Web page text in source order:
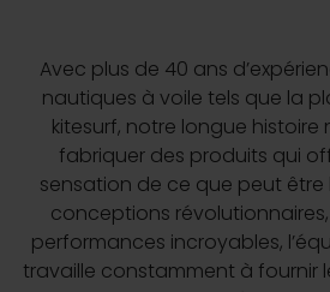
Avec plus de 40 ans
nautiques à voile tels que la
kitesurf, notre longue histoire
fabriquer des produits qui
sensation de ce que peut être
conceptions
performances incroyables,
travaille constamment à fournir